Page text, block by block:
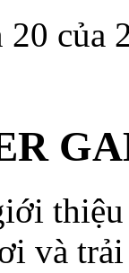
20 của
và